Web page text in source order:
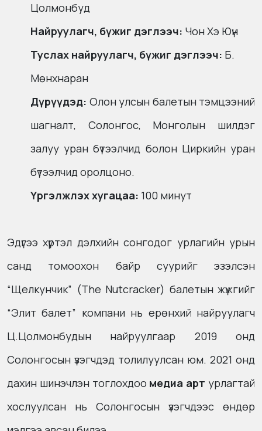
Цолмонбуд
Найруулагч, бүжиг дэглээч: Чон Хэ Юүн
Туслах найруулагч, бүжиг дэглээч: Б.
Мөнхнаран
Дүрүүдэд: Олон улсын балетын тэмцээний
шагналт, Солонгос, Монголын шилдэг
залуу уран бүтээлчид болон Циркийн уран
бүтээлчид оролцоно.
Үргэлжлэх хугацаа: 100 минут
Эдүгээ хүртэл дэлхийн сонгодог урлагийн урын
санд томоохон байр суурийг эзэлсэн
“Щелкунчик” (The Nutcracker) балетын жүжгийг
“Элит балет” компани нь ерөнхий найруулагч
Ц.Цолмонбудын найруулгаар 2019 онд
Солонгосын үзэгчдэд толилуулсан юм. 2021 онд
дахин шинэчлэн тоглохдоо медиа арт урлагтай
хослуулсан нь Солонгосын үзэгчдээс өндөр